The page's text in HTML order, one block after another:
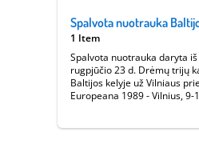
Spalvota nuotrauka
1 Item
Spalvota nuotrauka daryta
rugpjūčio 23 d. Drėmų trijų
Baltijos kelyje už Vilniaus
Europeana 1989 - Vilnius,
laikotarpiu spalvotos